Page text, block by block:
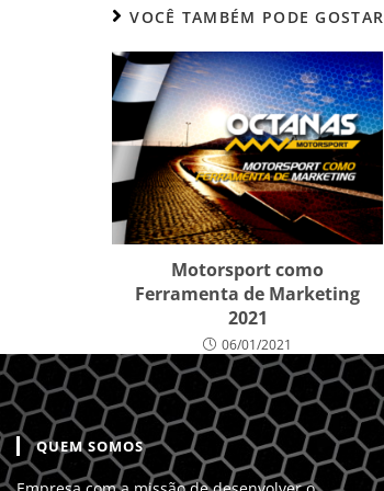
VOCÊ TAMBÉM PODE GOSTAR
Motorsport como
Ferramenta de Marketing
2021
06/01/2021
QUEM SOMOS